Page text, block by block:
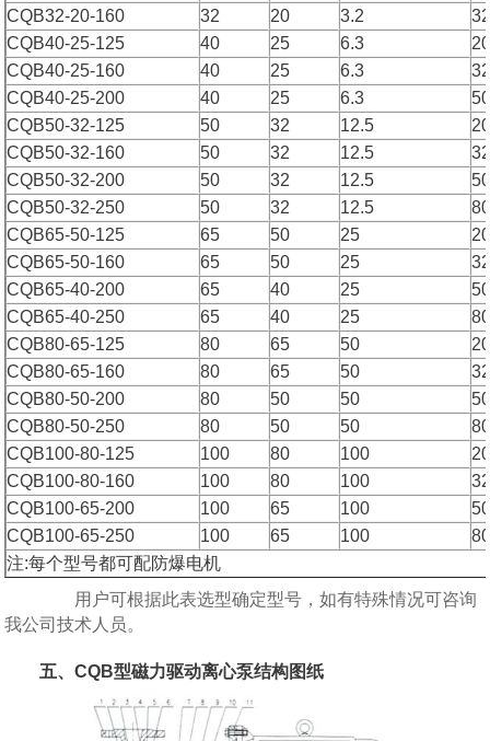
CQB32-20-160
32 20 3.2
CQB40-25-125
40 25 6.3
CQB40-25-160
40 25 6.3
CQB40-25-200
40 25 6.3
CQB50-32-125
50 32 12.5
CQB50-32-160
50 32 12.5
CQB50-32-200
50 32 12.5
CQB50-32-250
50 32 12.5
CQB65-50-125
65 50 25
CQB65-50-160
65 50 25
CQB65-40-200
65 40 25
CQB65-40-250
65 40 25
CQB80-65-125
80 65 50
CQB80-65-160
80 65 50
CQB80-50-200
80 50 50
CQB80-50-250
80 50 50
CQB100-80-125
100 80 100
CQB100-80-160
100 80 100
CQB100-65-200
100 65 100
CQB100-65-250
100 65 100
注:每个型号都可配防爆电机
用户可根据此表选型确定型号，如有特殊情况可咨询
我公司技术人员。
五、CQB型磁力驱动离心泵结构图纸